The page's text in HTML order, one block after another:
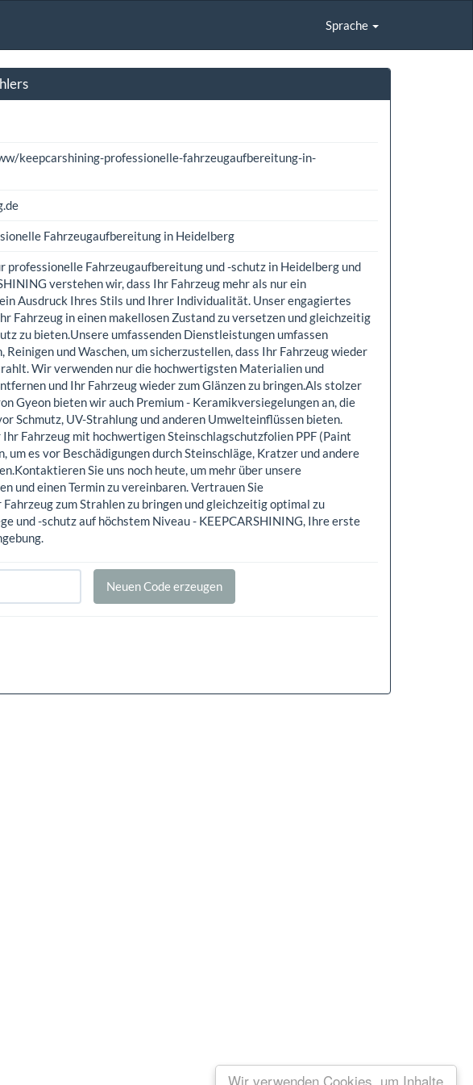
Wir verwenden Cookies, um Inhalte
Sprache
keepcarshining-professionelle-fahrzeugaufbereitung-in-
Fahrzeugaufbereitung in Heidelberg
professionelle Fahrzeugaufbereitung und -schutz in Heidelberg und
verstehen wir, dass Ihr Fahrzeug mehr als nur ein
Ausdruck Ihres Stils und Ihrer Individualität. Unser engagiertes
Fahrzeug in einen makellosen Zustand zu versetzen und gleichzeitig
zu bieten.​Unsere umfassenden Dienstleistungen umfassen
und Waschen, um sicherzustellen, dass Ihr Fahrzeug wieder
Wir verwenden nur die hochwertigsten Materialien und
und Ihr Fahrzeug wieder zum Glänzen zu bringen.​Als stolzer
Gyeon bieten wir auch Premium - Keramikversiegelungen an, die
Schmutz, UV-Strahlung und anderen Umwelteinflüssen bieten.
Fahrzeug mit hochwertigen Steinschlagschutzfolien PPF (Paint
um es vor Beschädigungen durch Steinschläge, Kratzer und andere
Sie uns noch heute, um mehr über unsere
und einen Termin zu vereinbaren. Vertrauen Sie
Fahrzeug zum Strahlen zu bringen und gleichzeitig optimal zu
und -schutz auf höchstem Niveau - KEEPCARSHINING, Ihre erste